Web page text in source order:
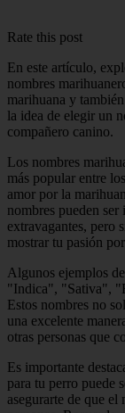
Rate this post
En este artículo,
nombres
marihuana y
la idea de elegir un
compañero canino.
Los nombres
más popular entre
amor por la
nombres pueden ser
extravagantes, pero
mostrar tu pasión
Algunos ejemplos
"Indica", "Sativa",
Estos nombres no
una excelente
otras personas que
Es importante
para tu perro puede
asegurarte de que